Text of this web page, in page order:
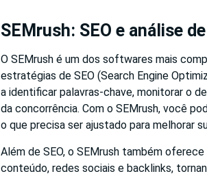
SEMrush: SEO e análise
O SEMrush é um dos softwares mais
estratégias de SEO (Search Engine
a identificar palavras-chave, monitorar o
da concorrência. Com o SEMrush, você
o que precisa ser ajustado para melhorar
Além de SEO, o SEMrush também
conteúdo, redes sociais e backlinks,